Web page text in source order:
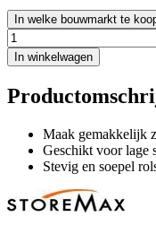
In welke bouwmarkt te
In winkelwagen
Maak gemakkelijk
Geschikt voor lage
Stevig en soepel